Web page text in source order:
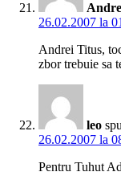
26.02.2007 la
Andrei Titus,
zbor trebuie sa
leo
26.02.2007 la
Pentru Tuhut